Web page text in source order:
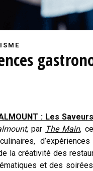
: Les Saveurs
, par The Main,
la créativité des
et des